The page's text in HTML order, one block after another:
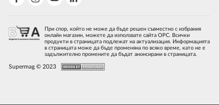
При спор, който не може да бъде решен съвместно с избрания
онлайн магазин, можете да използвате сайта ОРС. Всички
продукти в страницата подлежат на актуализация. Информацията
в страницата може да бъде променяна по всяко време, като не е
задължително промените да бъдат анонсирани в страницата.
Supermag © 2023